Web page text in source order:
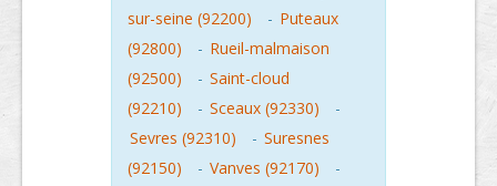
sur-seine (92200)
- Puteaux
(92800)
- Rueil-malmaison
(92500)
- Saint-cloud
(92210)
- Sceaux (92330)
-
Sevres (92310)
- Suresnes
(92150)
- Vanves (92170)
-